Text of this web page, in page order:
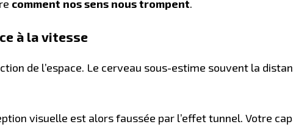
comment nos sens nous trompent.
à la vitesse
de l’espace. Le cerveau sous-estime souvent la
visuelle est alors faussée par l’effet tunnel. Votre